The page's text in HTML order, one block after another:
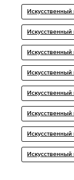
Искусственный
Искусственный
Искусственный
Искусственный
Искусственный
Искусственный
Искусственный
Искусственный